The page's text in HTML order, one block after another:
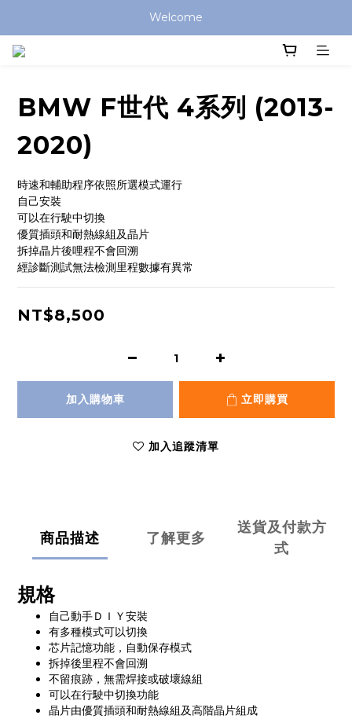
Welcome
BMW F世代 4系列 (2013-
2020)
時速和輔助程序依照所選模式運行
自己安裝
可以在行駛中切換
優質插頭和耐熱線組及晶片
拆掉晶片後哩程不會回溯
經診斷測試無法檢測里程數據有異常
NT$8,500
加入購物車 立即購買
加入追蹤清單
商品描述 了解更多
送貨及付款方
式
規格
自己動手ＤＩＹ安裝
有多種模式可以切換
芯片記憶功能，自動保存模式
拆掉後里程不會回溯
不留痕跡，無需焊接或破壞線組
可以在行駛中切換功能
晶片由優質插頭和耐熱線組及高階晶片組成